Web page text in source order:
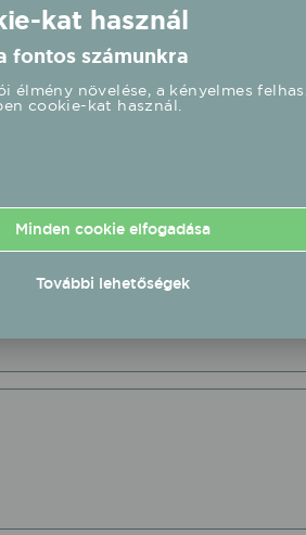
fellépés
kat használ
fontos számunkra
élmény növelése, a kényelmes
cookie-kat használ.
Minden cookie elfogadása
További lehetőségek